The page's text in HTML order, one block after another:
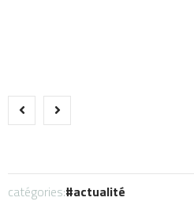
catégories: actualité